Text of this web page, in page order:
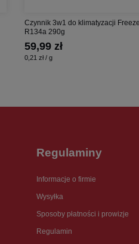
Czynnik 3w1 do klimatyzacji
R134a 290g
59,99 zł
0,21 zł / g
Regulaminy
Informacje o firmie
Wysyłka
Sposoby płatności i prowizje
Regulamin